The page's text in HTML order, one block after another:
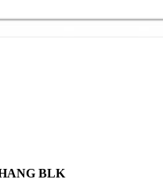
BLK